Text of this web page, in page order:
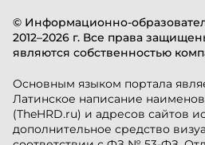
© Информационно-
2012–2026 г. Все права
являются собственностью
Основным языком портала
Латинское написание
(TheHRD.ru) и адресов сайтов
дополнительное средство